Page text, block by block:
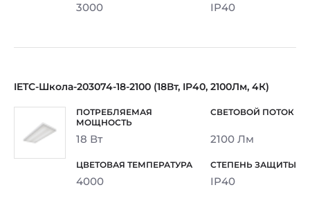
3000 IP40
IETC-Школа-203074-18-2100 (18Вт, IP40, 2100Лм, 4К)
18 Вт 2100 Лм
4000 IP40